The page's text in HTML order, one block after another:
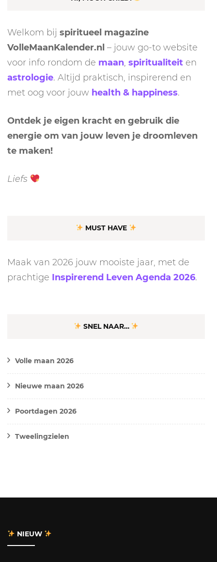
Welkom bij spiritueel magazine
VolleMaanKalender.nl – jouw go-to website
voor info rondom de maan, spiritualiteit en
astrologie. Altijd praktisch, inspirerend en
met oog voor jouw health & happiness.
Ontdek je eigen kracht en gebruik die
energie om van jouw leven je droomleven
te maken!
Liefs
MUST HAVE
Maak van 2026 jouw mooiste jaar, met de
prachtige Inspirerend Leven Agenda 2026.
SNEL NAAR…
Volle maan 2026
Nieuwe maan 2026
Poortdagen 2026
Tweelingzielen
NIEUW